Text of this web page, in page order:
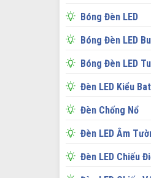
Bóng Đèn LED
Bóng Đèn LED
Bóng Đèn LED
Đèn LED Kiểu
Đèn Chống Nổ
Đèn LED Âm
Đèn LED Chiếu